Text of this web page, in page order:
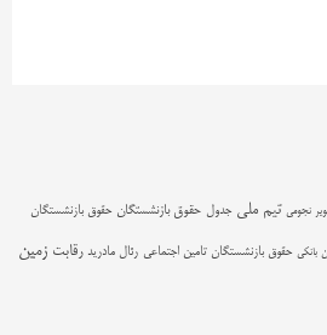
نجومی تیم ملی جدول حقوق بازنشستگان حقوق بازنشستگان
بانکی حقوق بازنشستگان تامین اجتماعی رئال مادرید رقابت زمین